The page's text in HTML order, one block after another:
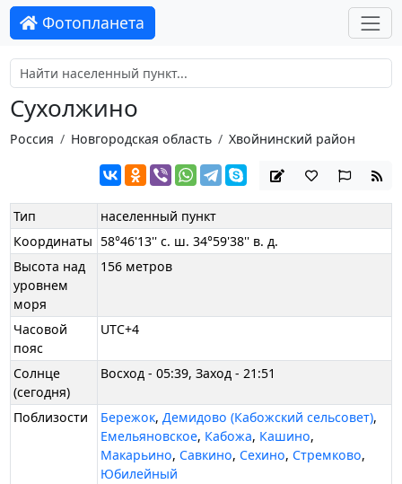
Фотопланета
Сухолжино
Россия Новгородская область Хвойнинский район
Тип
населенный пункт
Координаты 58°46'13'' с. ш. 34°59'38'' в. д.
Высота над
уровнем
моря
156 метров
Часовой
пояс
UTC+4
Солнце
(сегодня)
Восход - 05:39, Заход - 21:51
Поблизости Бережок,Демидово (Кабожский сельсовет),
Емельяновское, Кабожа, Кашино,
Макарьино, Савкино, Сехино, Стремково,
Юбилейный